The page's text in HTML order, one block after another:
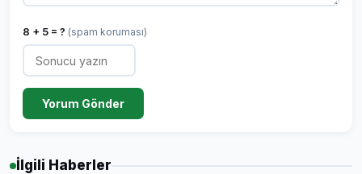
8 + 5 = ? (spam koruması)
Yorum Gönder
İlgili Haberler